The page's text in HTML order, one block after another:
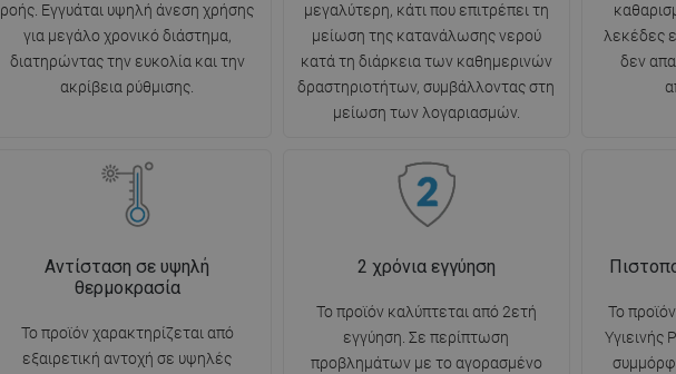
ροής. Εγγυάται υψηλή άνεση χρήσης
για μεγάλο χρονικό διάστημα,
διατηρώντας την ευκολία και την
ακρίβεια ρύθμισης.
μεγαλύτερη, κάτι που επιτρέπει τη
μείωση της κατανάλωσης νερού
κατά τη διάρκεια των καθημερινών
δραστηριοτήτων, συμβάλλοντας στη
μείωση των λογαριασμών.
λεκέδες
δεν
Αντίσταση σε υψηλή
θερμοκρασία
Το προϊόν χαρακτηρίζεται από
εξαιρετική αντοχή σε υψηλές
2 χρόνια εγγύηση
Το προϊόν καλύπτεται από 2ετή
εγγύηση. Σε περίπτωση
προβλημάτων με το αγορασμένο
Το
Υγιεινής